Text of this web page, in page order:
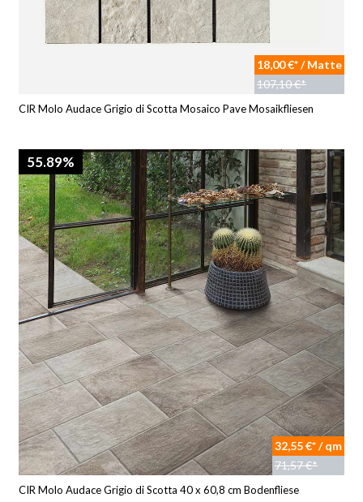
18,00 €* / Matte
107,10 €*
CIR Molo Audace Grigio di Scotta Mosaico Pave Mosaikfliesen
55.89%
32,55 €* / qm
71,57 €*
CIR Molo Audace Grigio di Scotta 40 x 60,8 cm Bodenfliese